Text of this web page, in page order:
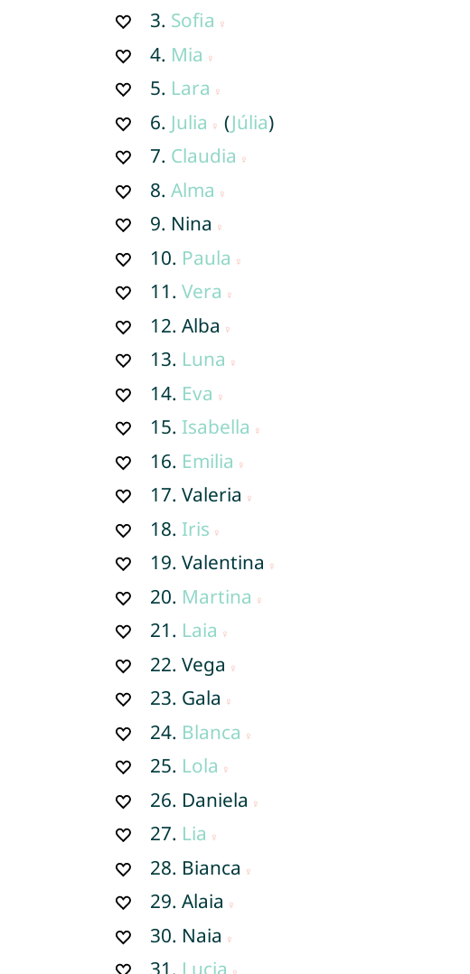
3. Sofia
4. Mia
5. Lara
6. Julia (Júlia)
7. Claudia
8.Alma
9. Nina
10. Paula
11.Vera
12.Alba
13. Luna
14. Eva
15. Isabella
16. Emilia
17.Valeria
18. Iris
19.Valentina
20. Martina
21. Laia
22.Vega
23. Gala
24. Blanca
25. Lola
26. Daniela
27. Lia
28. Bianca
29.Alaia
30. Naia
31. Lucia